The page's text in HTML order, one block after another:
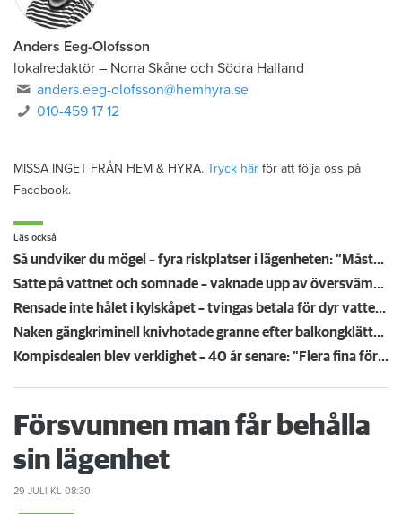
Anders Eeg-Olofsson
lokalredaktör – Norra Skåne och Södra Halland
anders.eeg-olofsson@hemhyra.se
010-459 17 12
MISSA INGET FRÅN HEM & HYRA. Tryck här för att följa oss på
Facebook.
Läs också
Så undviker du mögel – fyra riskplatser i lägenheten: ”Måste städa bort”
Satte på vattnet och somnade – vaknade upp av översvämning hos grannen
Rensade inte hålet i kylskåpet – tvingas betala för dyr vattenskada
Naken gängkriminell knivhotade granne efter balkongklättring
Kompisdealen blev verklighet – 40 år senare: "Flera fina fördelar med att dela bostad"
Försvunnen man får behålla
sin lägenhet
29 JULI KL 08:30